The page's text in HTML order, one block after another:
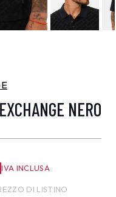
NERO
IVA INCLUSA
DI LISTINO